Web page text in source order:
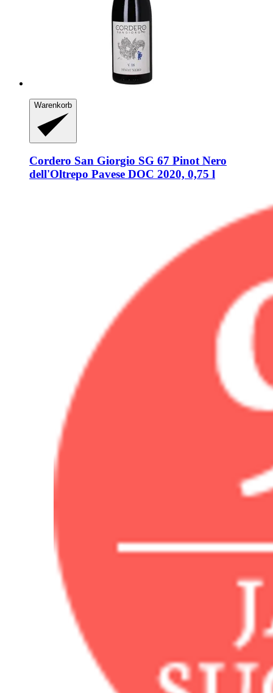
Warenkorb
Cordero San Giorgio SG 67 Pinot Nero
dell'Oltrepo Pavese DOC 2020, 0,75 l